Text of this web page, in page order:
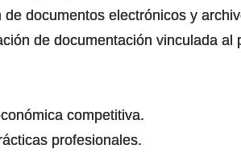
documentos electrónicos y
de documentación vinculada
competitiva.
profesionales.